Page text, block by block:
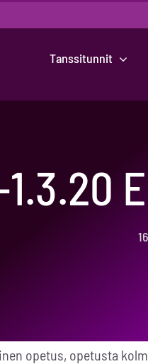
Tanssitunnit
opetus, opetusta